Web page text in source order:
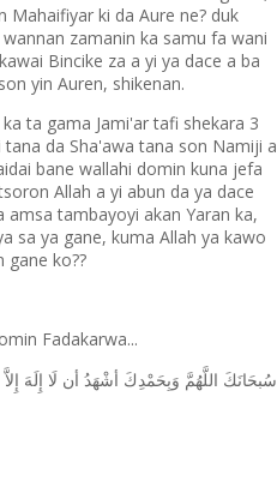
Mahaifiyar ki da Aure ne? duk
zamanin ka samu fa wani
Bincike za a yi ya dace a ba
yin Auren, shikenan.
ta gama Jami'ar tafi shekara 3
da Sha'awa tana son Namiji a
bane wallahi domin kuna jefa
Allah a yi abun da ya dace
amsa tambayoyi akan Yaran ka,
sa ya gane, kuma Allah ya kawo
gane ko??
Fadakarwa...
ﺳُﺒﺤَﺎﻧَﻚَ ﺍﻟﻠَّﻬُﻢَّ ﻭَﺑِﺤَﻤْﺪِﻙَ ﺃﺷْﻬَﺪُ ﺃﻥ ﻟَﺎ ﺇِﻟَﻪَ ﺇِﻻَّ